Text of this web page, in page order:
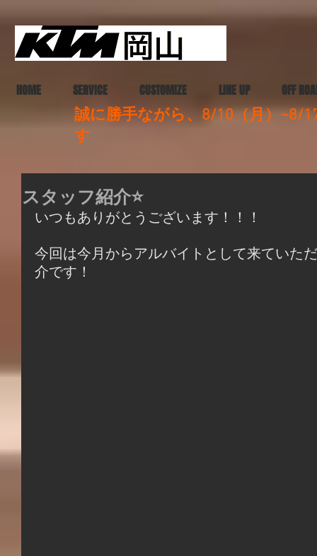
HOME SERVICE CUSTOMIZE LINE UP OFF
誠に勝手ながら、8/10（月）~8/
す
スタッフ紹介⭐️
いつもありがとうございます！！！
今回は今月からアルバイトとして来ていた
介です！